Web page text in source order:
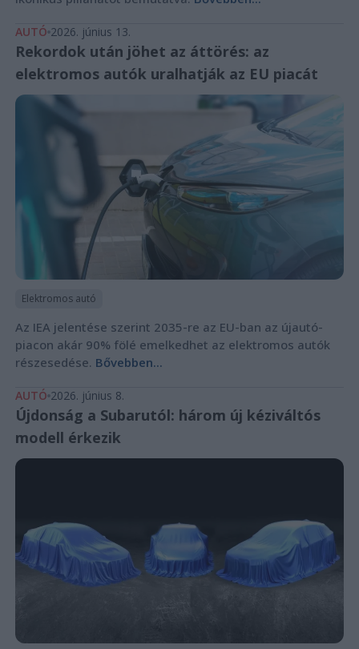
AUTÓ 2026. június 13.
Rekordok után jöhet az áttörés: az
elektromos autók uralhatják az EU piacát
Elektromos autó
Az IEA jelentése szerint 2035-re az EU-ban az újautó-
piacon akár 90% fölé emelkedhet az elektromos autók
részesedése. Bővebben...
AUTÓ 2026. június 8.
Újdonság a Subarutól: három új kéziváltós
modell érkezik